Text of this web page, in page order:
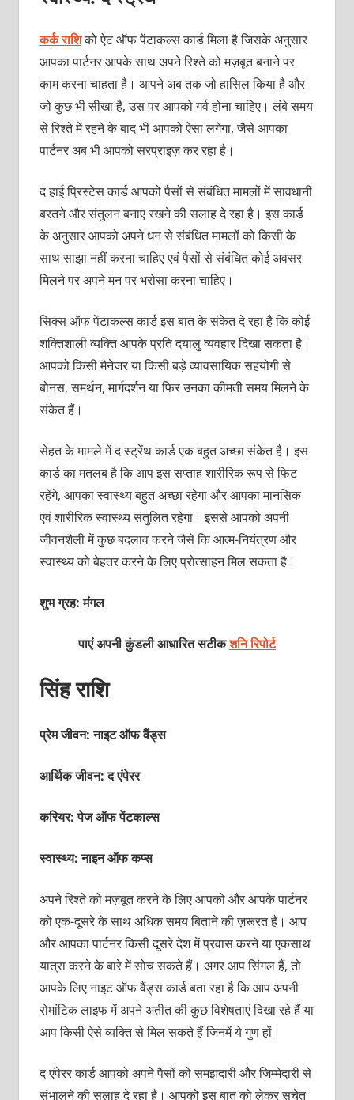
कर्क राशिको ऐट ऑफ पेंटाकल्‍स कार्ड मिला है जिसके अनुसार
आपका पार्टनर आपके साथ अपने रिश्‍ते को मज़बूत बनाने पर
काम करना चाहता है। आपने अब तक जो हासिल किया है और
जो कुछ भी सीखा है, उस पर आपको गर्व होना चाहिए। लंबे समय
से रिश्‍ते में रहने के बाद भी आपको ऐसा लगेगा, जैसे आपका
पार्टनर अब भी आपको सरप्राइज़ कर रहा है।
द हाई प्रिस्‍टेस कार्ड आपको पैसों से संबंधित मामलों में सावधानी
बरतने और संतुलन बनाए रखने की सलाह दे रहा है। इस कार्ड
के अनुसार आपको अपने धन से संबंधित मामलों को किसी के
साथ साझा नहीं करना चाहिए एवं पैसों से संबंधित कोई अवसर
मिलने पर अपने मन पर भरोसा करना चाहिए।
सिक्‍स ऑफ पेंटाकल्‍स कार्ड इस बात के संकेत दे रहा है कि कोई
शक्‍तिशाली व्‍यक्‍ति आपके प्रति दयालु व्‍यवहार दिखा सकता है।
आपको किसी मैनेजर या किसी बड़े व्‍यावसायिक सहयोगी से
बोनस, समर्थन, मार्गदर्शन या फिर उनका कीमती समय मिलने के
संकेत हैं।
सेहत के मामले में द स्‍ट्रेंथ कार्ड एक बहुत अच्‍छा संकेत है। इस
कार्ड का मतलब है कि आप इस सप्‍ताह शारीरिक रूप से फिट
रहेंगे, आपका स्‍वास्‍थ्‍य बहुत अच्‍छा रहेगा और आपका मानसिक
एवं शारीरिक स्‍वास्‍थ्‍य संतुलित रहेगा। इससे आपको अपनी
जीवनशैली में कुछ बदलाव करने जैसे कि आत्‍म-नियंत्रण और
स्‍वास्‍थ्‍य को बेहतर करने के लिए प्रोत्‍साहन मिल सकता है।
शुभ ग्रह: मंगल
पाएं अपनी कुंडली आधारित सटीकशनि रिपोर्ट
सिंह राशि
प्रेम जीवन: नाइट ऑफ वैंड्स
आर्थिक जीवन: द एंपेरर
करियर: पेज ऑफ पेंटकाल्‍स
स्वास्थ्य: नाइन ऑफ कप्‍स
अपने रिश्‍ते को मज़बूत करने के लिए आपको और आपके पार्टनर
को एक-दूसरे के साथ अधिक समय बिताने की ज़रूरत है। आप
और आपका पार्टनर किसी दूसरे देश में प्रवास करने या एकसाथ
यात्रा करने के बारे में सोच सकते हैं। अगर आप सिंगल हैं, तो
आपके लिए नाइट ऑफ वैंड्स कार्ड बता रहा है कि आप अपनी
रोमांटिक लाइफ में अपने अतीत की कुछ विशेषताएं दिखा रहे हैं या
आप किसी ऐसे व्‍यक्‍ति से मिल सकते हैं जिनमें ये गुण हों।
द एंपेरर कार्ड आपको अपने पैसों को समझदारी और जिम्‍मेदारी से
संभालने की सलाह दे रहा है। आपको इस बात को लेकर सचेत